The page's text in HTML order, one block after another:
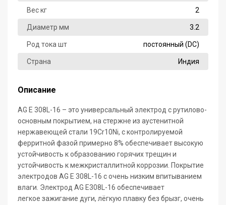
Вес кг 2
Диаметр мм 3.2
Род тока шт постоянный (DC)
Страна Индия
Описание
AG E 308L-16 – это универсальный электрод с рутилово-
основным покрытием, на стержне из аустенитной
нержавеющей стали 19Cr10Ni, с контролируемой
ферритной фазой примерно 8% обеспечивает высокую
устойчивость к образованию горячих трещин и
устойчивость к межкристаллитной коррозии. Покрытие
электродов AG E 308L-16 с очень низким впитыванием
влаги. Электрод AG E308L-16 обеспечивает
легкое зажигание дуги, лёгкую плавку без брызг, очень